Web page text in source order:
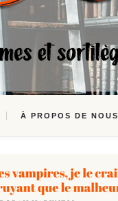
À PROPOS DE NOUS